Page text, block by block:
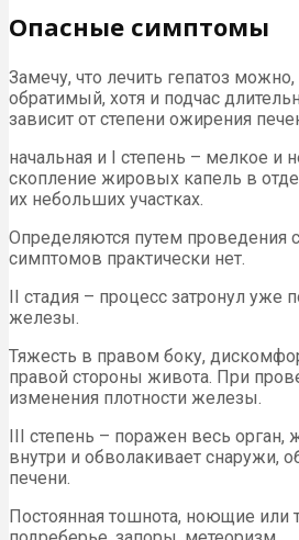
Опасные симптомы
Замечу, что лечить гепатоз
обратимый, хотя и подчас
зависит от степени ожирения
начальная и I степень – мелкое и
скопление жировых капель в
их небольших участках.
Определяются путем проведения
симптомов практически нет.
II стадия – процесс затронул уже
железы.
Тяжесть в правом боку,
правой стороны живота. При
изменения плотности железы.
III степень – поражен весь орган,
внутри и обволакивает снаружи,
печени.
Постоянная тошнота, ноющие или